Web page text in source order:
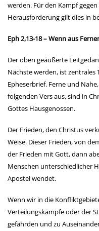
werden. Für den Kampf
Herausforderung gilt dies in
Eph 2,13-18 – Wenn aus
Der oben geäußerte
Nächste werden, ist zentrales
Epheserbrief. Ferne und
folgenden Vers aus, sind in
Gottes Hausgenossen.
Der Frieden, den Christus
Weise. Dieser Frieden, von
der Frieden mit Gott, dann
Menschen unterschiedlicher
Apostel wendet.
Wenn wir in die
Verteilungskämpfe oder der
gefährden und zu